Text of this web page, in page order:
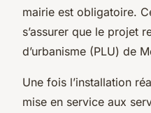
mairie est obligatoire.
s’assurer que le projet
d’urbanisme (PLU) de
Une fois l’installation
mise en service aux